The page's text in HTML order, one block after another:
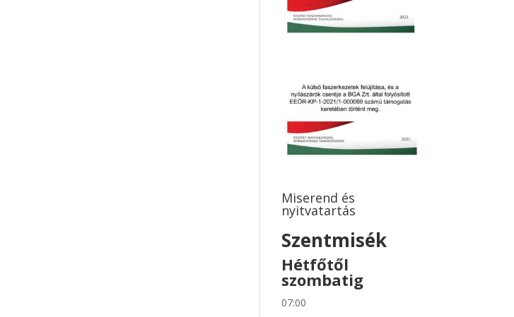
Miserend és
nyitvatartás
Szentmisék
Hétfőtől
szombatig
07:00